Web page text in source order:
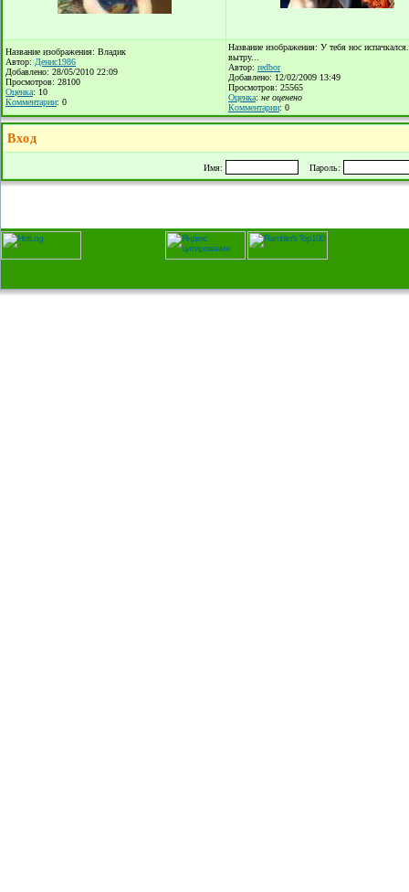
Название изображения: Владик
Автор: Денис1986
Добавлено: 28/05/2010 22:09
Просмотров: 28100
Оценка: 10
Комментарии: 0
Название изображения: У тебя нос
вытру...
Автор: redbor
Добавлено: 12/02/2009 13:49
Просмотров: 25565
Оценка: не оценено
Комментарии: 0
Вход
Имя: Пароль: